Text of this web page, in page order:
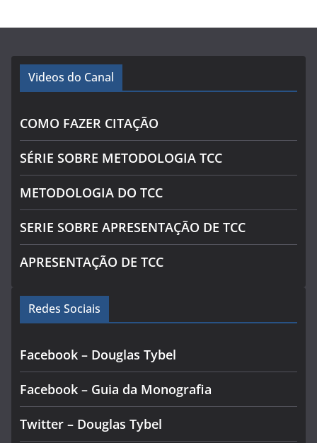
Videos do Canal
COMO FAZER CITAÇÃO
SÉRIE SOBRE METODOLOGIA TCC
METODOLOGIA DO TCC
SERIE SOBRE APRESENTAÇÃO DE TCC
APRESENTAÇÃO DE TCC
Redes Sociais
Facebook – Douglas Tybel
Facebook – Guia da Monografia
Twitter – Douglas Tybel